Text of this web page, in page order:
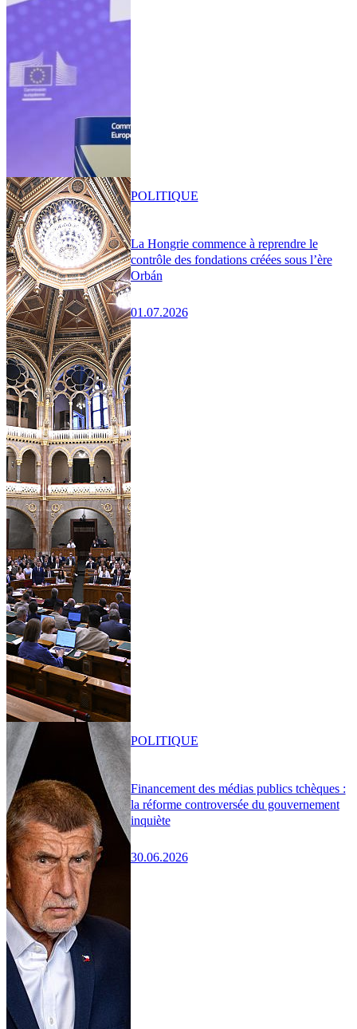
La Hongrie commence à reprendre le
contrôle des fondations créées sous l’ère
Orbán
01.07.2026
POLITIQUE
Financement des médias publics tchèques :
la réforme controversée du gouvernement
inquiète
30.06.2026
POLITIQUE